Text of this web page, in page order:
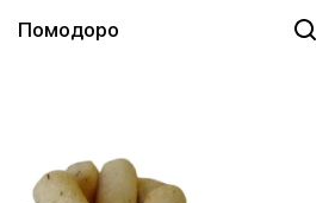
Помодоро